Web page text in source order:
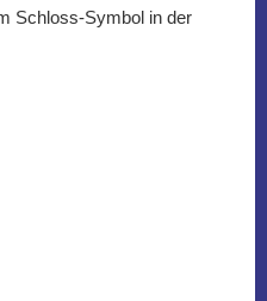
Schloss-Symbol in der